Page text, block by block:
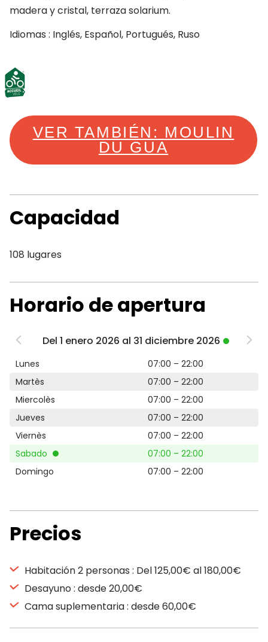
madera y cristal, terraza solarium.
Idiomas : Inglés, Español, Portugués, Ruso
VER TAMBIÉN: MOULIN
DU GUA
Capacidad
108 lugares
Horario de apertura
Del 1 enero 2026 al 31 diciembre 2026
Lunes
07:00 – 22:00
Martès
07:00 – 22:00
Miercolès
07:00 – 22:00
Jueves
07:00 – 22:00
Viernès
07:00 – 22:00
Sabado
07:00 – 22:00
Domingo
07:00 – 22:00
Precios
Habitación 2 personas : Del 125,00€ al 180,00€
Desayuno : desde 20,00€
Cama suplementaria : desde 60,00€